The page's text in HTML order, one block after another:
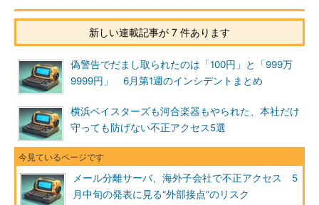
新しい連載記事が 7 件あります
偽警告でだまし取られたのは「100円」と「999万
9999円」 6月第1週のインシデントまとめ
横浜ベイスターズも河合楽器もやられた、本社だけ
守っても防げない不正アクセス5選
メール分離サーバ、海外子会社で不正アクセス 5
月中旬の発表に見る“外部接点”のリスク